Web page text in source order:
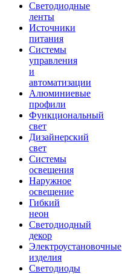
Светодиодные
ленты
Источники
питания
Системы
управления
и
автоматизации
Алюминиевые
профили
Функциональный
свет
Дизайнерский
свет
Системы
освещения
Наружное
освещение
Гибкий
неон
Светодиодный
декор
Электроустановочные
изделия
Светодиоды